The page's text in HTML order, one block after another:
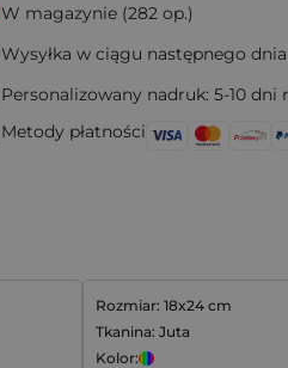
W magazynie (282 op.)
Wysyłka w ciągu następnego
Personalizowany nadruk: 5-10 dni
Metody płatności
Rozmiar: 18x24 cm
Tkanina: Juta
Kolor: